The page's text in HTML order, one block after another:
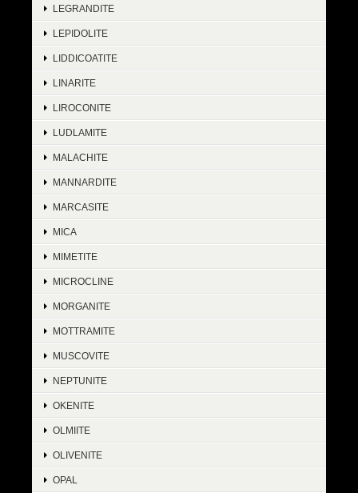
LEGRANDITE
LEPIDOLITE
LIDDICOATITE
LINARITE
LIROCONITE
LUDLAMITE
MALACHITE
MANNARDITE
MARCASITE
MICA
MIMETITE
MICROCLINE
MORGANITE
MOTTRAMITE
MUSCOVITE
NEPTUNITE
OKENITE
OLMIITE
OLIVENITE
OPAL